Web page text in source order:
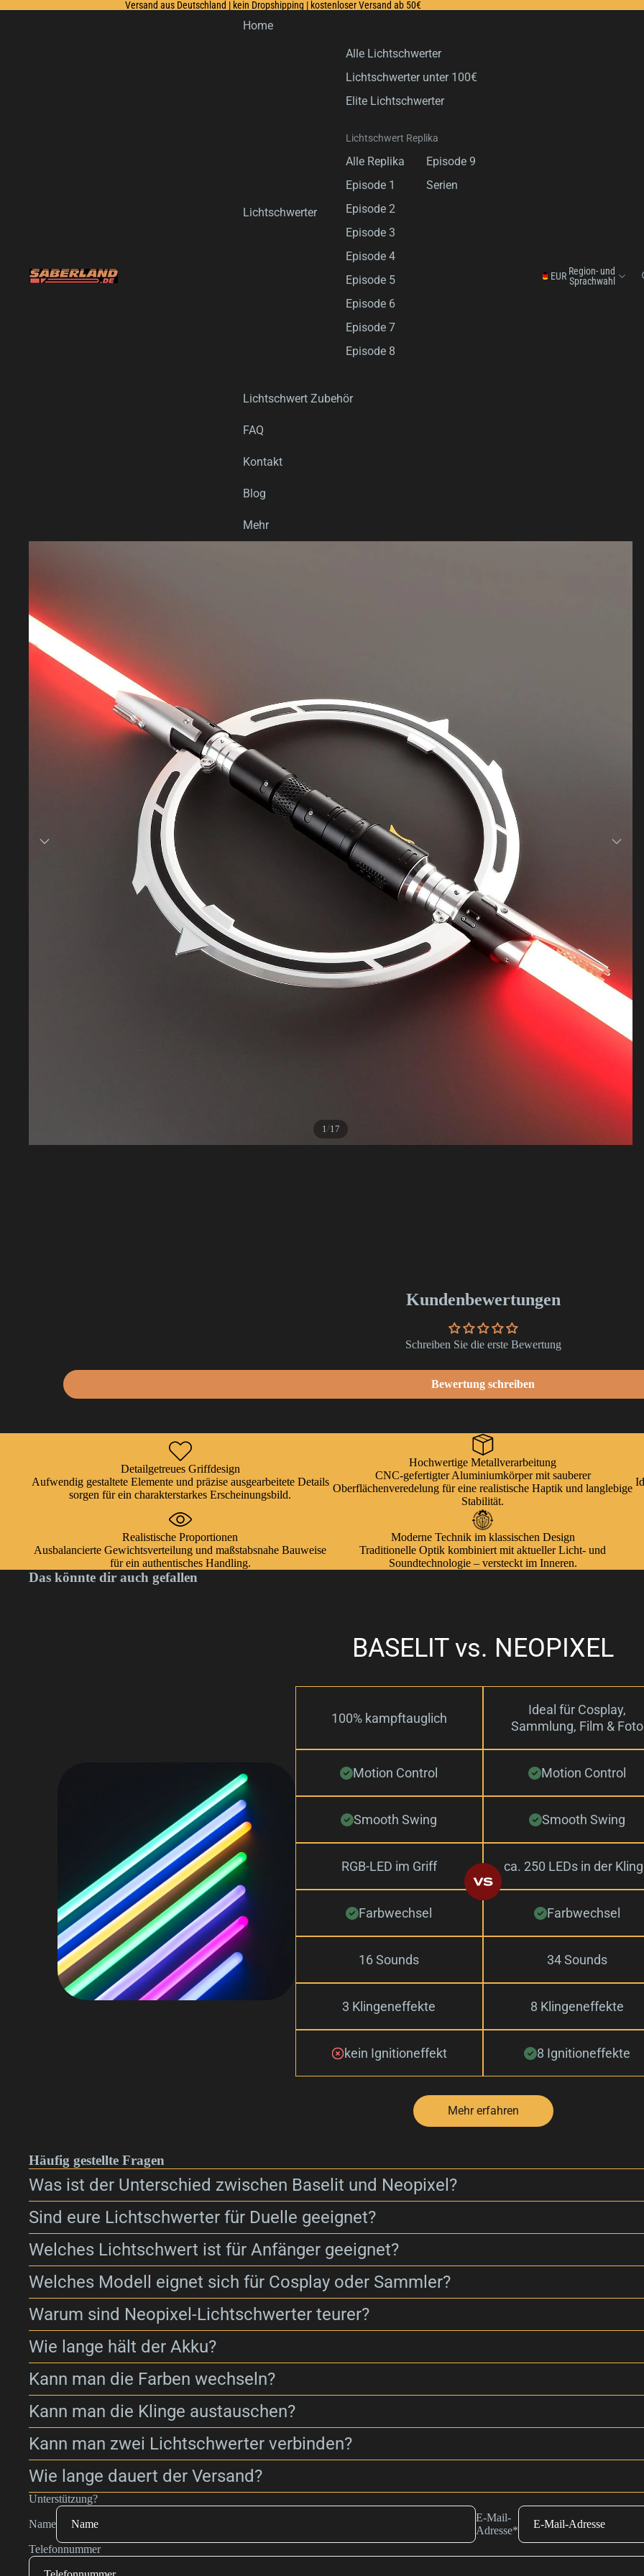
Versand aus Deutschland | kein Dropshipping | kostenloser Versand ab 50€
Home
Lichtschwerter
Alle Lichtschwerter
Lichtschwerter unter 100€
Elite Lichtschwerter
Lichtschwert Replika
Alle Replika
Episode 1
Episode 2
Episode 3
Episode 4
Episode 5
Episode 6
Episode 7
Episode 8
Episode 9
Serien
Lichtschwert Zubehör
FAQ
Kontakt
Blog
Mehr
EUR Region- und
Sprachwahl
1 /17
Kundenbewertungen
Schreiben Sie die erste Bewertung
Bewertung schreiben
Detailgetreues Griffdesign
Aufwendig gestaltete Elemente und präzise ausgearbeitete Details
sorgen für ein charakterstarkes Erscheinungsbild.
Hochwertige Metallverarbeitung
CNC-gefertigter Aluminiumkörper mit sauberer
Oberflächenveredelung für eine realistische Haptik und langlebige
Stabilität.
Realistische Proportionen
Ausbalancierte Gewichtsverteilung und maßstabsnahe Bauweise
für ein authentisches Handling.
Moderne Technik im klassischen Design
Traditionelle Optik kombiniert mit aktueller Licht- und
Soundtechnologie – versteckt im Inneren.
Das könnte dir auch gefallen
BASELIT vs. NEOPIXEL
100% kampftauglich
Ideal für Cosplay,
Sammlung, Film & Foto
Motion Control Motion Control
Smooth Swing Smooth Swing
RGB-LED im Griff ca. 250 LEDs in der
Farbwechsel Farbwechsel
16 Sounds 34 Sounds
3 Klingeneffekte 8 Klingeneffekte
kein Ignitioneffekt 8 Ignitioneffekte
Mehr erfahren
Häufig gestellte Fragen
Was ist der Unterschied zwischen Baselit und Neopixel?
Sind eure Lichtschwerter für Duelle geeignet?
Welches Lichtschwert ist für Anfänger geeignet?
Welches Modell eignet sich für Cosplay oder Sammler?
Warum sind Neopixel-Lichtschwerter teurer?
Wie lange hält der Akku?
Kann man die Farben wechseln?
Kann man die Klinge austauschen?
Kann man zwei Lichtschwerter verbinden?
Wie lange dauert der Versand?
Unterstützung?
Name
E-Mail-
Adresse*
Telefonnummer